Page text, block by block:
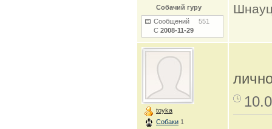
Собачий гуру
Сообщений 551
С 2008-11-29
toyka
Собаки 1